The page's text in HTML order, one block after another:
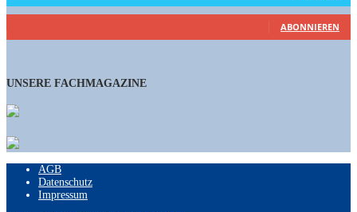
461 Abonnenten
ABONNIEREN
UNSERE FACHMAGAZINE
AGB
Datenschutz
Impressum